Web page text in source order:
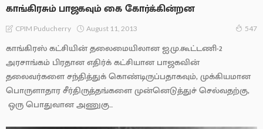
காங்கிரசும் பாஜகவும் கை கோர்க்கின்றன
CPIM Puducherry August 11, 2013 547
காங்கிரஸ் கட்சியின் தலைமையிலான ஐ.மு.கூட்டணி-2
அரசாங்கம் பிரதான எதிர்க் கட்சியான பாஜகவின்
தலைவர்களை சந்தித்துக் கொண்டிருப்பதாகவும், முக்கியமான
பொருளாதார சீர்திருத்தங்களை முன்னெடுத்துச் செல்வதற்கு,
ஒரு பொதுவான அணுகு...